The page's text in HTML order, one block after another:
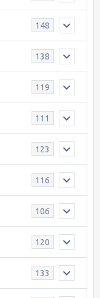
148
138
119
111
123
116
106
120
133